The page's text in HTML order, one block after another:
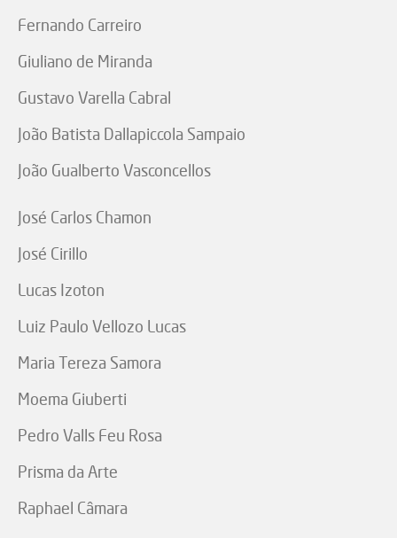
Fernando Carreiro
Giuliano de Miranda
Gustavo Varella Cabral
João Batista Dallapiccola Sampaio
João Gualberto Vasconcellos
José Carlos Chamon
José Cirillo
Lucas Izoton
Luiz Paulo Vellozo Lucas
Maria Tereza Samora
Moema Giuberti
Pedro Valls Feu Rosa
Prisma da Arte
Raphael Câmara